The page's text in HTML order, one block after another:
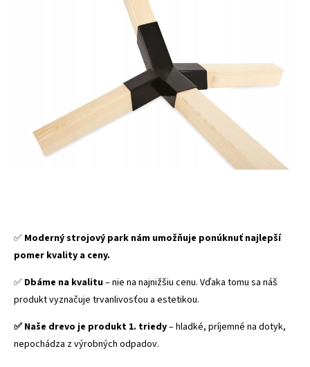
✅ Moderný strojový park nám umožňuje ponúknuť najlepší
pomer kvality a ceny.
✅ Dbáme na kvalitu– nie na najnižšiu cenu. Vďaka tomu sa náš
produkt vyznačuje trvanlivosťou a estetikou.
✅ Naše drevo je produkt 1. triedy– hladké, príjemné na dotyk,
nepochádza z výrobných odpadov.